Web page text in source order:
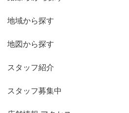
地域から探す
地図から探す
スタッフ紹介
スタッフ募集中